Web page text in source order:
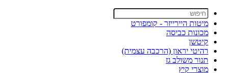
מיטות היירייזר - קומפורט
מכונות כביסה
קיטשן
רהיטי יראון (הרכבה עצמית)
תנור משולב גז
מוצרי קיץ